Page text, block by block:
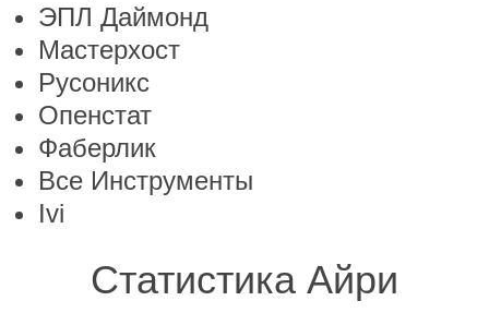
ЭПЛ Даймонд
Мастерхост
Русоникс
Опенстат
Фаберлик
Все Инструменты
Ivi
Статистика Айри